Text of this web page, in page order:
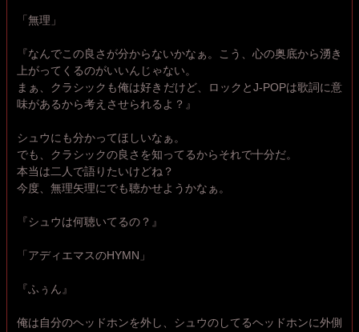
「無理」
『なんでこの良さが分からないかなぁ。こう、心の奥底から湧き
上がってくるのがいいんじゃない。
まぁ、クラシックも俺は好きだけど、ロックとJ-POPは歌詞に意
味があるから考えさせられるよ？』
シュウにも分かってほしいなぁ。
でも、クラシックの良さを知ってるからそれで十分だ。
本当は二人で語りたいけどね？
今度、無理矢理にでも聴かせようかなぁ。
『シュウは何聴いてるの？』
「アディエマスのHYMN」
『ふぅん』
俺は自分のヘッドホンを外し、シュウのしてるヘッドホンに外側